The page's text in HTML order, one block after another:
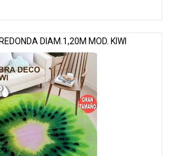
DIAM.1,20M MOD. KIWI